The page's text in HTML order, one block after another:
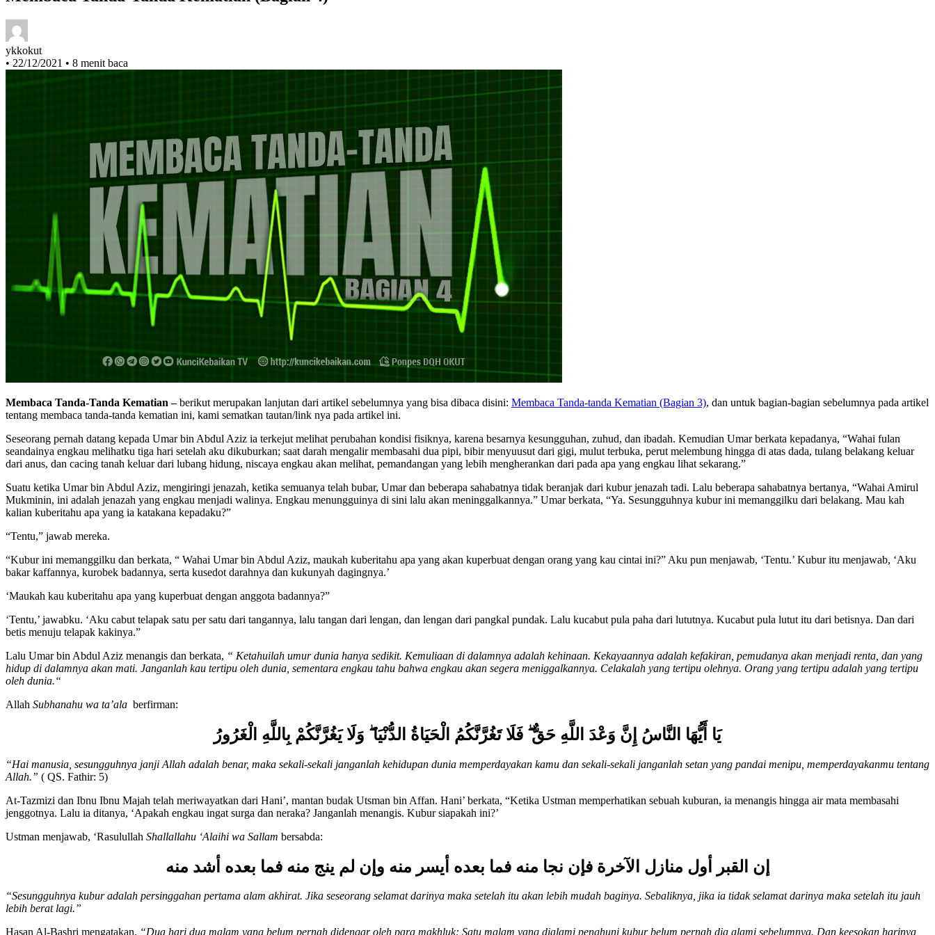
ykkokut
• 22/12/2021 • 8 menit baca
Membaca Tanda-Tanda Kematian –berikut merupakan lanjutan dari artikel sebelumnya yang bisa dibaca disini: Membaca Tanda-tanda Kematian (Bagian 3), dan untuk bagian-bagian sebelumnya pada artikel
tentang membaca tanda-tanda kematian ini, kami sematkan tautan/link nya pada artikel ini.
Seseorang pernah datang kepada Umar bin Abdul Aziz ia terkejut melihat perubahan kondisi fisiknya, karena besarnya kesungguhan, zuhud, dan ibadah. Kemudian Umar berkata kepadanya, “Wahai fulan
seandainya engkau melihatku tiga hari setelah aku dikuburkan; saat darah mengalir membasahi dua pipi, bibir menyuusut dari gigi, mulut terbuka, perut melembung hingga di atas dada, tulang belakang keluar
dari anus, dan cacing tanah keluar dari lubang hidung, niscaya engkau akan melihat, pemandangan yang lebih mengherankan dari pada apa yang engkau lihat sekarang.”
Suatu ketika Umar bin Abdul Aziz, mengiringi jenazah, ketika semuanya telah bubar, Umar dan beberapa sahabatnya tidak beranjak dari kubur jenazah tadi. Lalu beberapa sahabatnya bertanya, “Wahai Amirul
Mukminin, ini adalah jenazah yang engkau menjadi walinya. Engkau menungguinya di sini lalu akan meninggalkannya.” Umar berkata, “Ya. Sesungguhnya kubur ini memanggilku dari belakang. Mau kah
kalian kuberitahu apa yang ia katakana kepadaku?”
“Tentu,” jawab mereka.
“Kubur ini memanggilku dan berkata, “ Wahai Umar bin Abdul Aziz, maukah kuberitahu apa yang akan kuperbuat dengan orang yang kau cintai ini?” Aku pun menjawab, ‘Tentu.’ Kubur itu menjawab, ‘Aku
bakar kaffannya, kurobek badannya, serta kusedot darahnya dan kukunyah dagingnya.’
‘Maukah kau kuberitahu apa yang kuperbuat dengan anggota badannya?”
‘Tentu,’ jawabku. ‘Aku cabut telapak satu per satu dari tangannya, lalu tangan dari lengan, dan lengan dari pangkal pundak. Lalu kucabut pula paha dari lututnya. Kucabut pula lutut itu dari betisnya. Dan dari
betis menuju telapak kakinya.”
Lalu Umar bin Abdul Aziz menangis dan berkata, “ Ketahuilah umur dunia hanya sedikit. Kemuliaan di dalamnya adalah kehinaan. Kekayaannya adalah kefakiran, pemudanya akan menjadi renta, dan yang
hidup di dalamnya akan mati. Janganlah kau tertipu oleh dunia, sementara engkau tahu bahwa engkau akan segera meniggalkannya. Celakalah yang tertipu olehnya. Orang yang tertipu adalah yang tertipu
oleh dunia.“
Allah Subhanahu wa ta’ala berfirman:
يَا أَيُّهَا النَّاسُ إِنَّ وَعْدَ اللَّهِ حَقٌّ ۖ فَلَا تَغُرَّنَّكُمُ الْحَيَاةُ الدُّنْيَا ۖ وَلَا يَغُرَّنَّكُمْ بِاللَّهِ الْغَرُورُ
“Hai manusia, sesungguhnya janji Allah adalah benar, maka sekali-sekali janganlah kehidupan dunia memperdayakan kamu dan sekali-sekali janganlah setan yang pandai menipu, memperdayakanmu tentang
Allah.” ( QS. Fathir: 5)
At-Tazmizi dan Ibnu Ibnu Majah telah meriwayatkan dari Hani’, mantan budak Utsman bin Affan. Hani’ berkata, “Ketika Ustman memperhatikan sebuah kuburan, ia menangis hingga air mata membasahi
jenggotnya. Lalu ia ditanya, ‘Apakah engkau ingat surga dan neraka? Janganlah menangis. Kubur siapakah ini?’
Ustman menjawab, ‘Rasulullah Shallallahu ‘Alaihi wa Sallam bersabda:
إن القبر أول منازل الآخرة فإن نجا منه فما بعده أيسر منه وإن لم ينج منه فما بعده أشد منه
“Sesungguhnya kubur adalah persinggahan pertama alam akhirat. Jika seseorang selamat darinya maka setelah itu akan lebih mudah baginya. Sebaliknya, jika ia tidak selamat darinya maka setelah itu jauh
lebih berat lagi.”
Hasan Al-Bashri mengatakan, “Dua hari dua malam yang belum pernah didengar oleh para makhluk: Satu malam yang dialami penghuni kubur belum pernah dia alami sebelumnya. Dan keesokan harinya